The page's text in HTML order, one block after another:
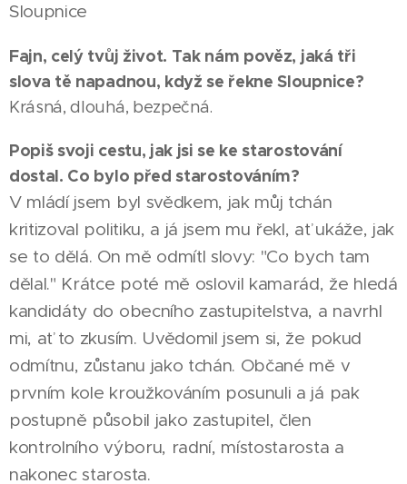
Sloupnice
Fajn, celý tvůj život. Tak nám pověz, jaká tři
slova tě napadnou, když se řekne Sloupnice?
Krásná, dlouhá, bezpečná.
Popiš svoji cestu, jak jsi se ke starostování
dostal. Co bylo před starostováním?
V mládí jsem byl svědkem, jak můj tchán
kritizoval politiku, a já jsem mu řekl, ať ukáže, jak
se to dělá. On mě odmítl slovy: "Co bych tam
dělal." Krátce poté mě oslovil kamarád, že hledá
kandidáty do obecního zastupitelstva, a navrhl
mi, ať to zkusím. Uvědomil jsem si, že pokud
odmítnu, zůstanu jako tchán. Občané mě v
prvním kole kroužkováním posunuli a já pak
postupně působil jako zastupitel, člen
kontrolního výboru, radní, místostarosta a
nakonec starosta.